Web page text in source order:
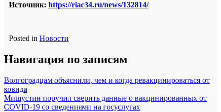
Источник: https://riac34.ru/news/132814/
Posted in Новости
Навигация по записям
Волгоградцам объяснили, чем и когда ревакцинироваться от
ковида
Мишустин поручил сверить данные о вакцинированных от
COVID-19 со сведениями на госуслугах